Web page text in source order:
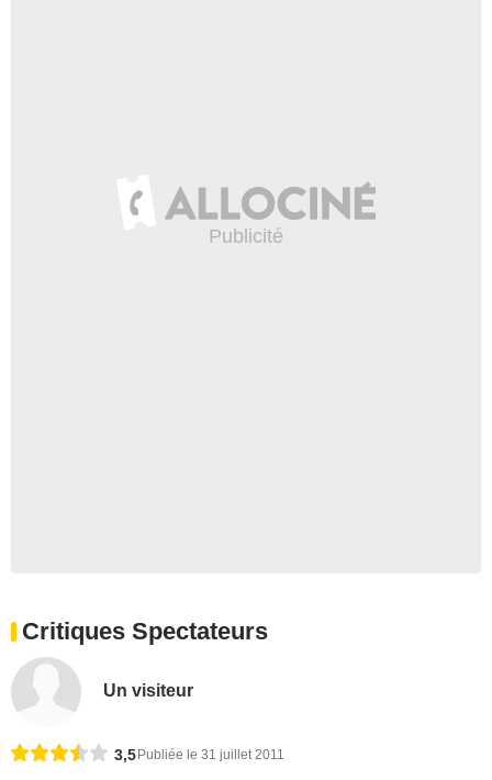
Critiques Spectateurs
Un visiteur
3,5 Publiée le 31 juillet 2011